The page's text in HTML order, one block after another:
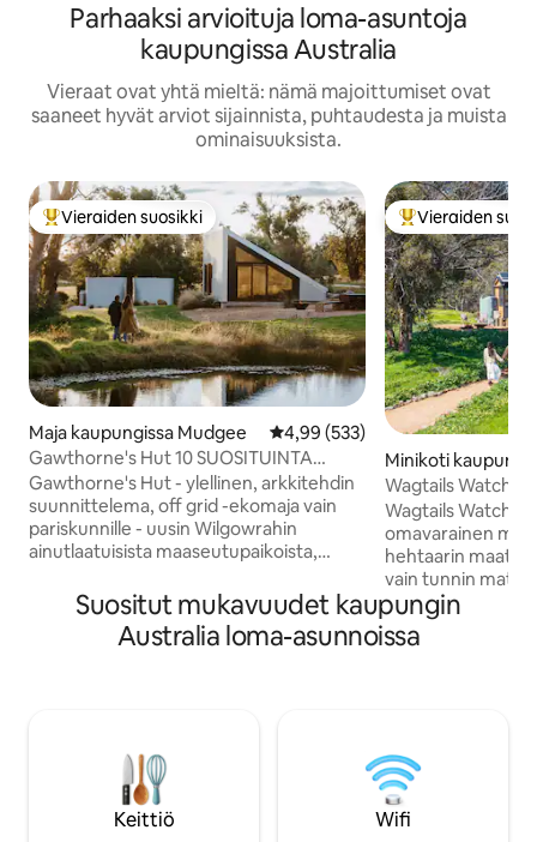
Parhaaksi arvioituja loma-asuntoja
kaupungissa Australia
Vieraat ovat yhtä mieltä: nämä majoittumiset ovat
saaneet hyvät arviot sijainnista, puhtaudesta ja muista
ominaisuuksista.
Vieraiden suosikkien parhaimmistoa
Vieraiden suosikki
Maja kaupungissa Mudgee Keskimääräinen arvio 4,99/5,
4,99 (533)
Gawthorne's Hut 10 SUOSITUINTA
suosikkia MAAILMASSA.
Gawthorne's Hut - ylellinen, arkkitehdin
suunnittelema, off grid -ekomaja vain
pariskunnille - uusin Wilgowrahin
ainutlaatuisista maaseutupaikoista,
Tom's Cottage. Se on rakennettu
tarjoamaan upeat näkymät, ja se tarjoaa
vieraille rauhaa, yksityisyyttä ja
suljettu korkean tulipalovaaran aikana.
2–12-vuotiaita lapsia tai 0–2-vuotiaita
pikkulapsia ei hyväksytä.
Lemmikkieläimiä ei hyväksytä.)
Vieraiden
Vieraiden
Minikoti
n
Wagtails Watch -
minitalossa
Wagtails Watch
omavarainen
hehtaarin
vain tunnin
Tämä paikka on
vietettäviä
kodikkaita iltoja
tilaa rentoutua ja
Toivotamme
tervetulleiksi ja
syrjimättömän ja
Suositut mukavuudet kaupungin
Australia loma-asunnoissa
Keittiö Wifi